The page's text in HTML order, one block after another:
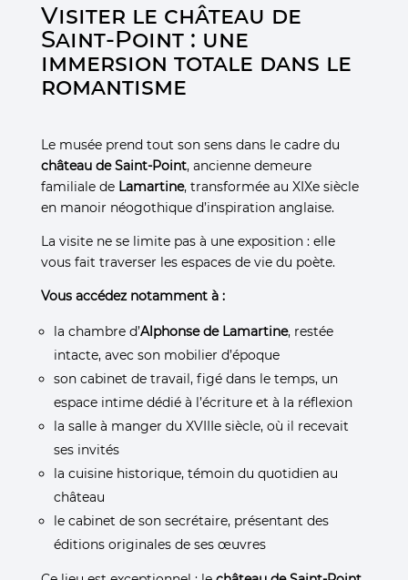
Visiter le château de
Saint-Point : une
immersion totale dans le
romantisme
Le musée prend tout son sens dans le cadre du
château de Saint-Point, ancienne demeure
familiale de Lamartine, transformée au XIXe siècle
en manoir néogothique d’inspiration anglaise.
La visite ne se limite pas à une exposition : elle
vous fait traverser les espaces de vie du poète.
Vous accédez notamment à :
la chambre d’Alphonse de Lamartine, restée
intacte, avec son mobilier d’époque
son cabinet de travail, figé dans le temps, un
espace intime dédié à l’écriture et à la réflexion
la salle à manger du XVIIIe siècle, où il recevait
ses invités
la cuisine historique, témoin du quotidien au
château
le cabinet de son secrétaire, présentant des
éditions originales de ses œuvres